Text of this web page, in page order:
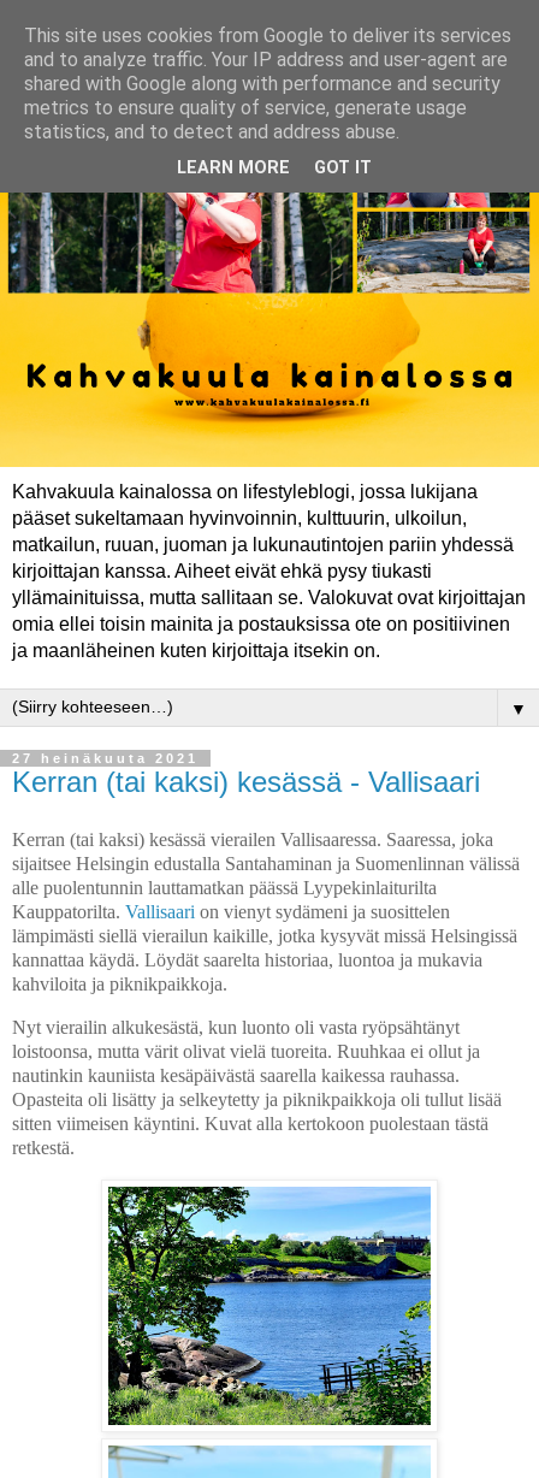
Kahvakuula kainalossa on lifestyleblogi, jossa lukijana
pääset sukeltamaan hyvinvoinnin, kulttuurin, ulkoilun,
matkailun, ruuan, juoman ja lukunautintojen pariin yhdessä
kirjoittajan kanssa. Aiheet eivät ehkä pysy tiukasti
yllämainituissa, mutta sallitaan se. Valokuvat ovat kirjoittajan
omia ellei toisin mainita ja postauksissa ote on positiivinen
ja maanläheinen kuten kirjoittaja itsekin on.
▼
27 heinäkuuta 2021
Kerran (tai kaksi) kesässä - Vallisaari
Kerran (tai kaksi) kesässä vierailen Vallisaaressa. Saaressa, joka
sijaitsee Helsingin edustalla Santahaminan ja Suomenlinnan välissä
alle puolentunnin lauttamatkan päässä Lyypekinlaiturilta
Kauppatorilta. Vallisaari on vienyt sydämeni ja suosittelen
lämpimästi siellä vierailun kaikille, jotka kysyvät missä Helsingissä
kannattaa käydä. Löydät saarelta historiaa, luontoa ja mukavia
kahviloita ja piknikpaikkoja.
Nyt vierailin alkukesästä, kun luonto oli vasta ryöpsähtänyt
loistoonsa, mutta värit olivat vielä tuoreita. Ruuhkaa ei ollut ja
nautinkin kauniista kesäpäivästä saarella kaikessa rauhassa.
Opasteita oli lisätty ja selkeytetty ja piknikpaikkoja oli tullut lisää
sitten viimeisen käyntini. Kuvat alla kertokoon puolestaan tästä
retkestä.
This site uses cookies from Google to deliver its services
and to analyze traffic. Your IP address and user-agent are
shared with Google along with performance and security
metrics to ensure quality of service, generate usage
statistics, and to detect and address abuse.
LEARN MORE GOT IT